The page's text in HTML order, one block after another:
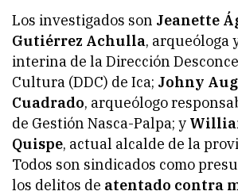
Los investigados son Jeanette
Gutiérrez Achulla, arqueóloga
interina de la Dirección
Cultura (DDC) de Ica; Johny
Cuadrado, arqueólogo
de Gestión Nasca-Palpa; y
Quispe, actual alcalde de la
Todos son sindicados como
los delitos de atentado contra